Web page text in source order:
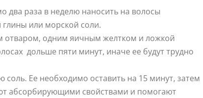
два раза в неделю наносить на волосы
глины или морской соли.
одним яичным желтком и ложкой
дольше пяти минут, иначе ее будут трудно
Ее необходимо оставить на 15 минут, затем
абсорбирующими свойствами и помогают